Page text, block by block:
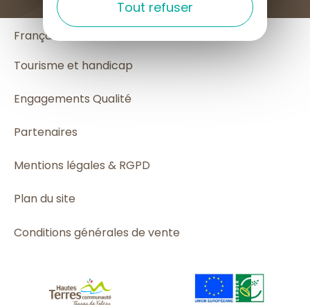
Français
Español
Tourisme et handicap
Engagements Qualité
Partenaires
Mentions légales & RGPD
Plan du site
Conditions générales de vente
Tout refuser